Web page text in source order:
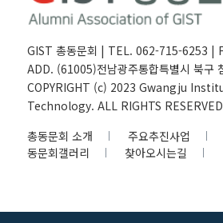
GIST 총동문회 | TEL. 062-715-6253 |
ADD. (61005)전남광주통합특별시 북구
COPYRIGHT (c) 2023 Gwangju
Technology. ALL RIGHTS
총동문회 소개
주요추진사업
동문회갤러리
찾아오시는길